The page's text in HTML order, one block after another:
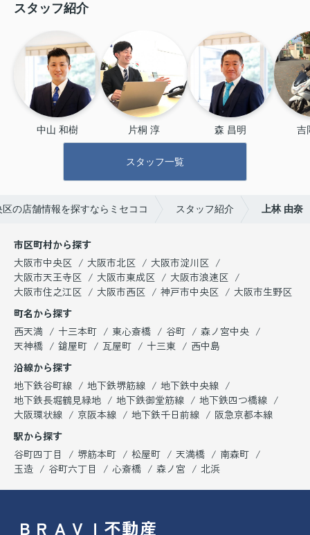
スタッフ紹介
中山 和樹 片桐 淳 森 昌明 吉
スタッフ一覧
の店舗情報を探すならミセココ スタッフ紹介 上林 由奈
市区町村から探す
大阪市中央区
大阪市北区
大阪市淀川区
大阪市天王寺区
大阪市東成区
大阪市浪速区
大阪市住之江区
大阪市西区 神戸市中央区
大阪市生野区
町名から探す
西天満
十三本町 東心斎橋 谷町
森ノ宮中央
天神橋
鎗屋町 瓦屋町 十三東
西中島
沿線から探す
地下鉄谷町線
地下鉄堺筋線
地下鉄中央線
地下鉄長堀鶴見緑地
地下鉄御堂筋線
地下鉄四つ橋線
大阪環状線
京阪本線 地下鉄千日前線
阪急京都本線
駅から探す
谷町四丁目
堺筋本町 松屋町 天満橋
南森町
玉造
谷町六丁目 心斎橋 森ノ宮 北浜
ＢＲＡＶＩ不動産